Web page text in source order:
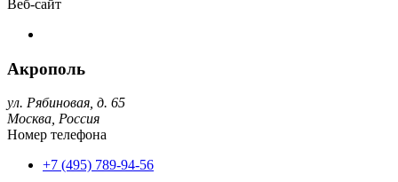
Веб-сайт
Акрополь
ул. Рябиновая, д. 65
Москва, Россия
Номер телефона
+7 (495) 789-94-56